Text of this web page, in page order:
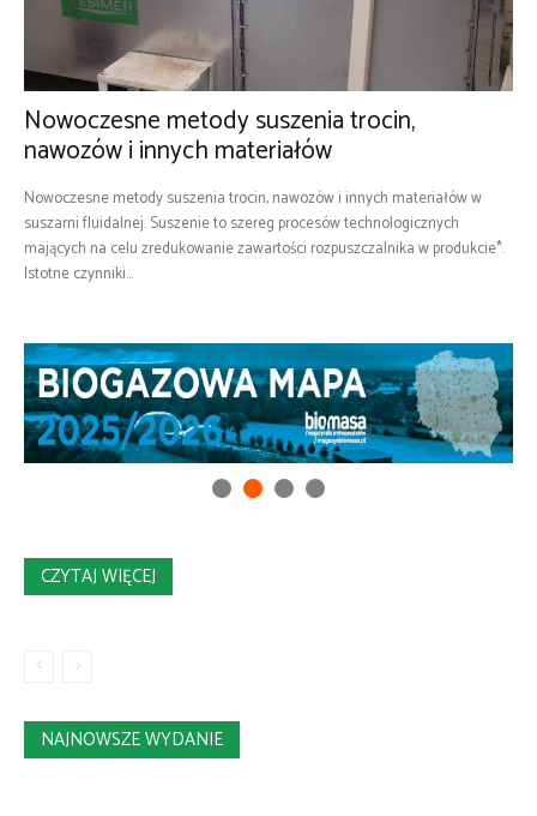
Nowoczesne metody suszenia trocin,
nawozów i innych materiałów
Nowoczesne metody suszenia trocin, nawozów i innych materiałów w
suszarni fluidalnej. Suszenie to szereg procesów technologicznych
mających na celu zredukowanie zawartości rozpuszczalnika w produkcie*.
Istotne czynniki...
CZYTAJ WIĘCEJ
NAJNOWSZE WYDANIE